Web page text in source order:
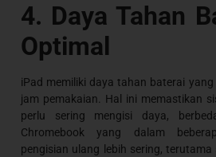
4. Daya Tahan
Optimal
iPad memiliki daya tahan baterai
jam pemakaian. Hal ini memastikan
perlu sering mengisi daya,
Chromebook yang dalam
pengisian ulang lebih sering,